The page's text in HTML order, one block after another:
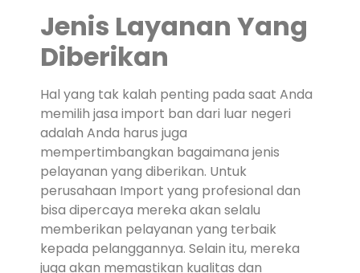
Jenis Layanan Yang
Diberikan
Hal yang tak kalah penting pada saat Anda
memilih jasa import ban dari luar negeri
adalah Anda harus juga
mempertimbangkan bagaimana jenis
pelayanan yang diberikan. Untuk
perusahaan Import yang profesional dan
bisa dipercaya mereka akan selalu
memberikan pelayanan yang terbaik
kepada pelanggannya. Selain itu, mereka
juga akan memastikan kualitas dan